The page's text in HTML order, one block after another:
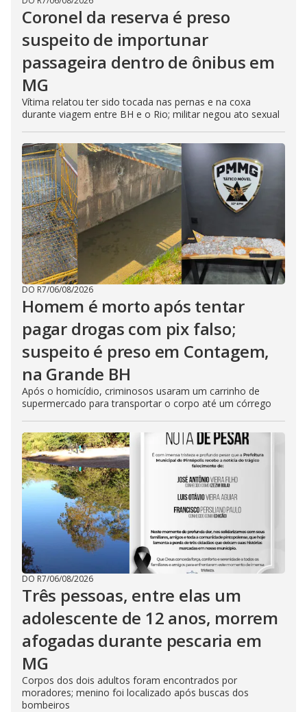
Coronel da reserva é preso
suspeito de importunar
passageira dentro de ônibus em
MG
Vítima relatou ter sido tocada nas pernas e na coxa
durante viagem entre BH e o Rio; militar negou ato sexual
DO R7/06/08/2026
Homem é morto após tentar
pagar drogas com pix falso;
suspeito é preso em Contagem,
na Grande BH
Após o homicídio, criminosos usaram um carrinho de
supermercado para transportar o corpo até um córrego
DO R7/06/08/2026
Três pessoas, entre elas um
adolescente de 12 anos, morrem
afogadas durante pescaria em
MG
Corpos dos dois adultos foram encontrados por
moradores; menino foi localizado após buscas dos
bombeiros